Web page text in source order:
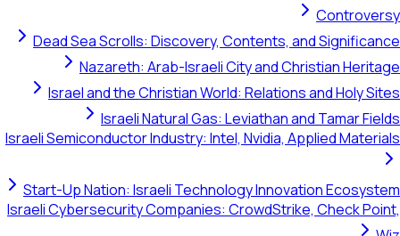
Dead Sea Scrolls: Discovery, Contents, and
Nazareth: Arab-Israeli City and Christian
Israel and the Christian World: Relations and
Israeli Natural Gas: Leviathan and Tamar
Israeli Semiconductor Industry: Intel, Nvidia, Applied
Start-Up Nation: Israeli Technology Innovation
Israeli Cybersecurity Companies: CrowdStrike, Check